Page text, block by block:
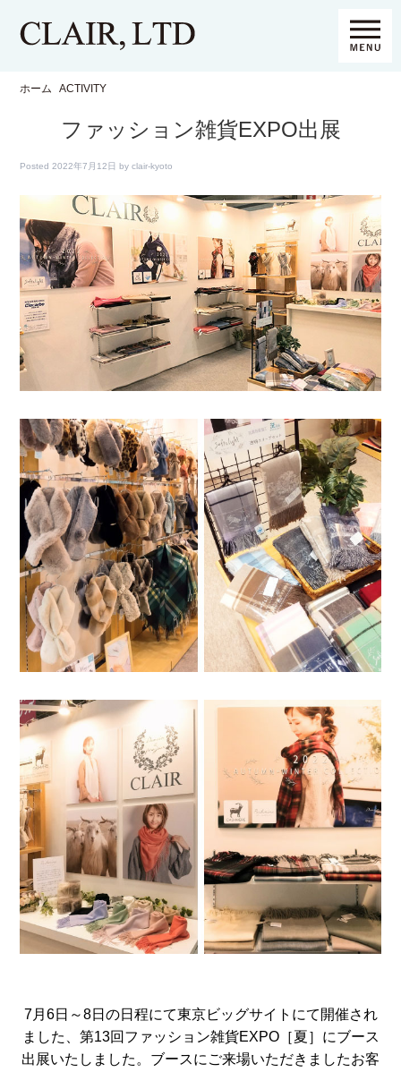
ホーム ACTIVITY
ファッション雑貨EXPO出展
Posted2022年7月12日 by clair-kyoto
7月6日～8日の日程にて東京ビッグサイトにて開催され
ました、第13回ファッション雑貨EXPO［夏］にブース
出展いたしました。ブースにご来場いただきましたお客